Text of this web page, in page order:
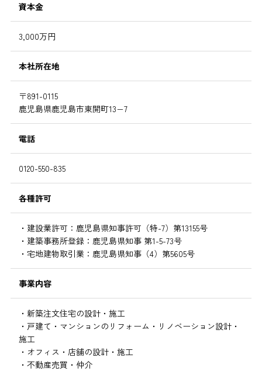
資本金
3,000万円
本社所在地
〒891-0115
鹿児島県鹿児島市東開町13−7
電話
0120-550-835
各種許可
・建設業許可：鹿児島県知事許可（特-7）第13155号
・建築事務所登録：鹿児島県知事 第1-5-73号
・宅地建物取引業：鹿児島県知事（4）第5605号
事業内容
・新築注文住宅の設計・施工
・戸建て・マンションのリフォーム・リノベーション設計・
施工
・オフィス・店舗の設計・施工
・不動産売買・仲介